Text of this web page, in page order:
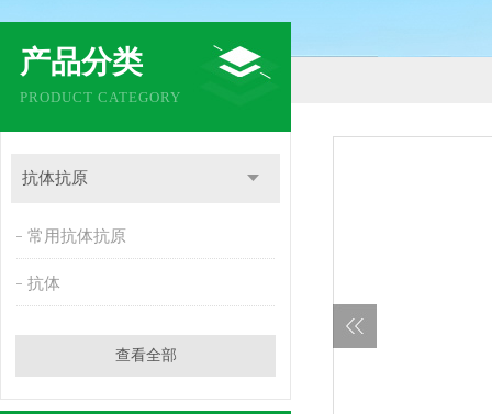
产品分类
PRODUCT CATEGORY
抗体抗原
常用抗体抗原
抗体
查看全部